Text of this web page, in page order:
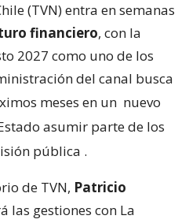
(TVN) entra en semanas
financiero, con la
2027 como uno de los
del canal busca
meses en un nuevo
asumir parte de los
pública .
de TVN, Patricio
las gestiones con La